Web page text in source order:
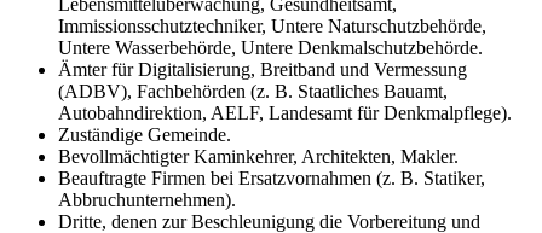
Lebensmittelüberwachung, Gesundheitsamt,
Immissionsschutztechniker, Untere Naturschutzbehörde,
Untere Wasserbehörde, Untere Denkmalschutzbehörde.
Ämter für Digitalisierung, Breitband und Vermessung
(ADBV), Fachbehörden (z. B. Staatliches Bauamt,
Autobahndirektion, AELF, Landesamt für Denkmalpflege).
Zuständige Gemeinde.
Bevollmächtigter Kaminkehrer, Architekten, Makler.
Beauftragte Firmen bei Ersatzvornahmen (z. B. Statiker,
Abbruchunternehmen).
Dritte, denen zur Beschleunigung die Vorbereitung und